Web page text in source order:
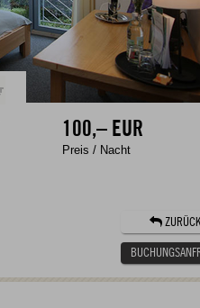
100,– EUR
Preis / Nacht
ZURÜCK